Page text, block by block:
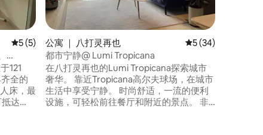
平均评分 5 分（满分 5 分），共 5 条评价
5 (5)
121
床，最
公寓 ｜ 八打灵再也 平均评分 5 分（满
5 (34)
都市宁静@ Lumi Tropicana
在八打灵再也的Lumi Tropicana探索城市
奢华。 靠近Tropicana高尔夫球场，在城市
生活中享受宁静。 时尚舒适，一流的便利
设施，可轻松前往餐厅和附近的景点。 非